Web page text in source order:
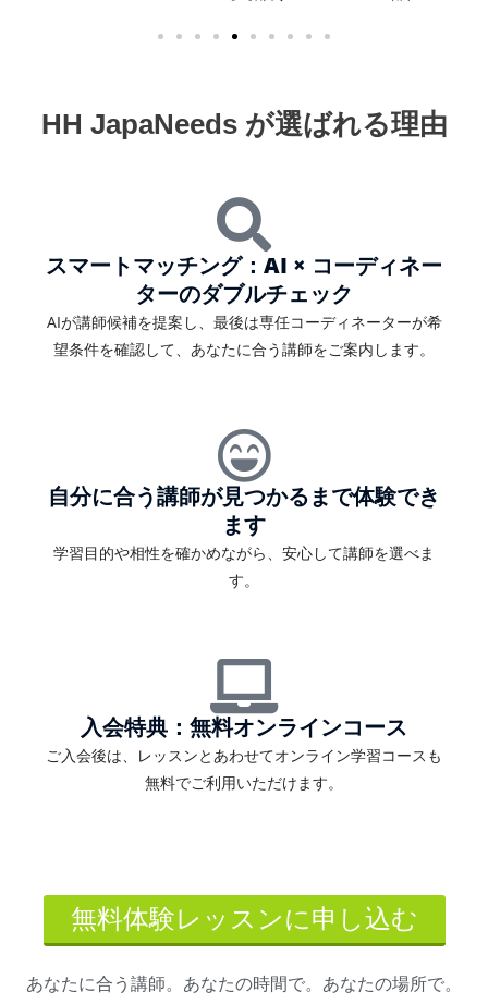
HH JapaNeeds が選ばれる理由
スマートマッチング：AI × コーディネー
ターのダブルチェック
AIが講師候補を提案し、最後は専任コーディネーターが希
望条件を確認して、あなたに合う講師をご案内します。
自分に合う講師が見つかるまで体験でき
ます
学習目的や相性を確かめながら、安心して講師を選べま
す。
入会特典：無料オンラインコース
ご入会後は、レッスンとあわせてオンライン学習コースも
無料でご利用いただけます。
無料体験レッスンに申し込む
あなたに合う講師。あなたの時間で。あなたの場所で。